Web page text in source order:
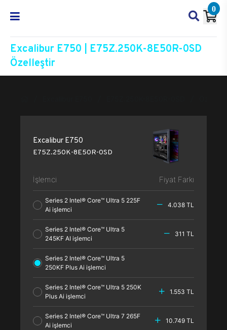
0
Excalibur E750 | E75Z.250K-8E50R-0SD
Özelleştir
Excalibur E750
E75Z.250K-8E50R-0SD
İşlemci Fiyat Farkı
Series 2 Intel® Core™ Ultra 5 225F
Ai işlemci
4.038 TL
Series 2 Intel® Core™ Ultra 5
245KF AI işlemci
311 TL
Series 2 Intel® Core™ Ultra 5
250KF Plus Ai işlemci
Series 2 Intel® Core™ Ultra 5 250K
Plus Ai işlemci
1.553 TL
Series 2 Intel® Core™ Ultra 7 265F
Ai işlemci
10.749 TL